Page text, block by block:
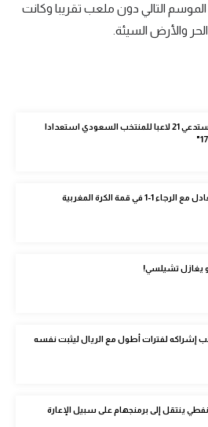
التالي دون ملعب تقريبا وكانت
والأرض السيئة.
الجوهر يستدعي 21 لاعبا للمنتخب السعودي استعدادا
1-1 في قمة الكرة المغربية
يغازل تشيلسي!
إشراكه لفترات أطول مع الريال ليثبت نفسه
ينتقل إلى برمنجهام على سبيل الإعارة